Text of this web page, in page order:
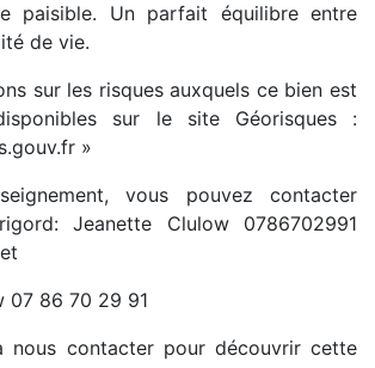
paisible. Un parfait équilibre entre
de vie.
sur les risques auxquels ce bien est
sur le site Géorisques :
»
vous pouvez contacter
Jeanette Clulow 0786702991
07 86 70 29 91
nous contacter pour découvrir cette